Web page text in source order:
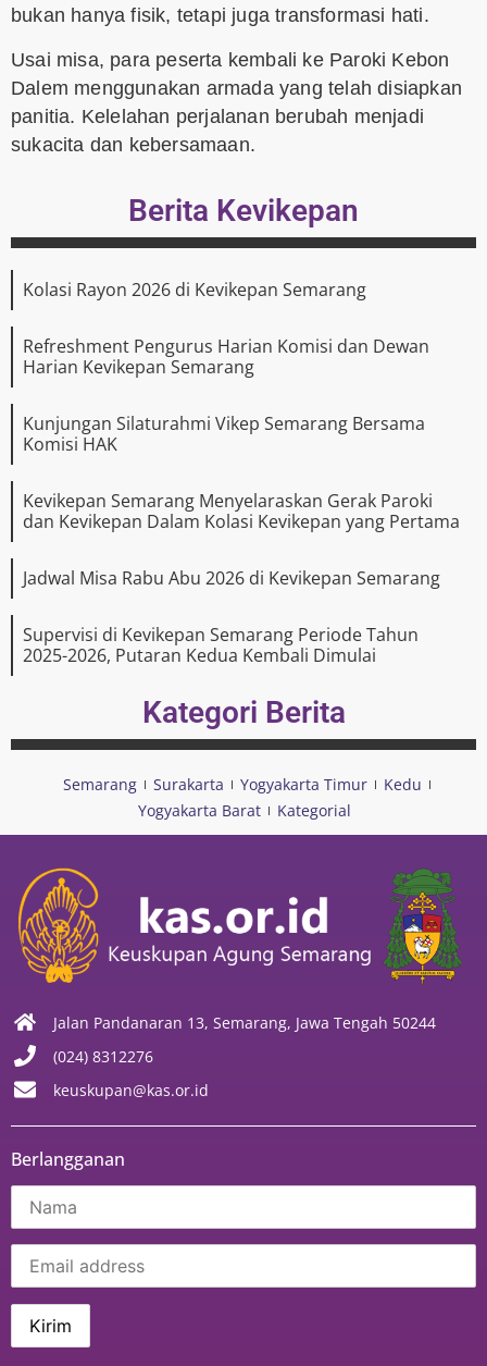
bukan hanya fisik, tetapi juga transformasi hati.
Usai misa, para peserta kembali ke Paroki Kebon
Dalem menggunakan armada yang telah disiapkan
panitia. Kelelahan perjalanan berubah menjadi
sukacita dan kebersamaan.
Berita Kevikepan
Kolasi Rayon 2026 di Kevikepan Semarang
Refreshment Pengurus Harian Komisi dan Dewan
Harian Kevikepan Semarang
Kunjungan Silaturahmi Vikep Semarang Bersama
Komisi HAK
Kevikepan Semarang Menyelaraskan Gerak Paroki
dan Kevikepan Dalam Kolasi Kevikepan yang Pertama
Jadwal Misa Rabu Abu 2026 di Kevikepan Semarang
Supervisi di Kevikepan Semarang Periode Tahun
2025-2026, Putaran Kedua Kembali Dimulai
Kategori Berita
Semarang Surakarta Yogyakarta Timur
Kedu
Yogyakarta Barat
Kategorial
Jalan Pandanaran 13, Semarang, Jawa Tengah 50244
(024) 8312276
keuskupan@kas.or.id
Berlangganan